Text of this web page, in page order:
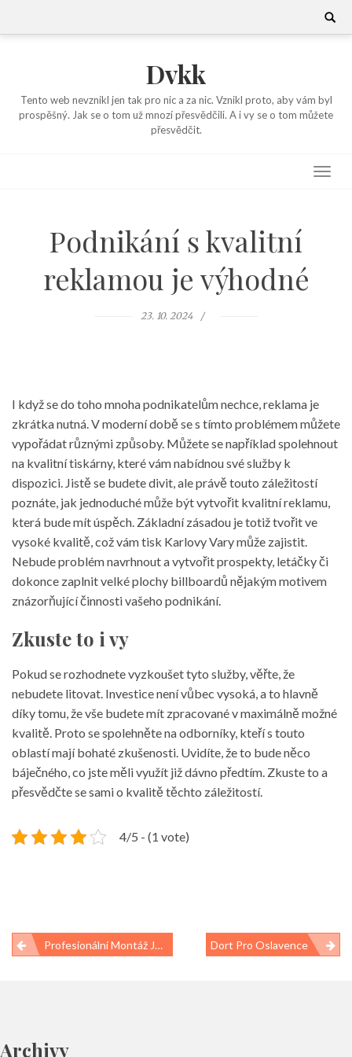
Search
Dvkk
Tento web nevznikl jen tak pro nic a za nic. Vznikl proto, aby vám byl
prospěšný. Jak se o tom už mnozí přesvědčili. A i vy se o tom můžete
přesvědčit.
Podnikání s kvalitní
reklamou je výhodné
23. 10. 2024
I když se do toho mnoha podnikatelům nechce, reklama je
zkrátka nutná. V moderní době se s tímto problémem můžete
vypořádat různými způsoby. Můžete se například spolehnout
na kvalitní tiskárny, které vám nabídnou své služby k
dispozici. Jistě se budete divit, ale právě touto záležitostí
poznáte, jak jednoduché může být vytvořit kvalitní reklamu,
která bude mít úspěch. Základní zásadou je totiž tvořit ve
vysoké kvalitě, což vámtisk Karlovy Varymůže zajistit.
Nebude problém navrhnout a vytvořit prospekty, letáčky či
dokonce zaplnit velké plochy billboardů nějakým motivem
znázorňující činnosti vašeho podnikání.
Zkuste to i vy
Pokud se rozhodnete vyzkoušet tyto služby, věřte, že
nebudete litovat. Investice není vůbec vysoká, a to hlavně
díky tomu, že vše budete mít zpracované v maximálně možné
kvalitě. Proto se spolehněte na odborníky, kteří s touto
oblastí mají bohaté zkušenosti. Uvidíte, že to bude něco
báječného, co jste měli využít již dávno předtím. Zkuste to a
přesvědčte se sami o kvalitě těchto záležitostí.
4/5 - (1 vote)
Navigace
Profesionální Montáž Je Základ Dort Pro Oslavence
Archivy